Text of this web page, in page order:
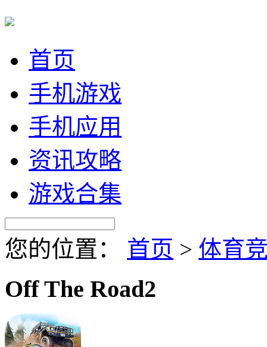
首页
手机游戏
手机应用
资讯攻略
游戏合集
您的位置： 首页 > 体育
Off The Road2